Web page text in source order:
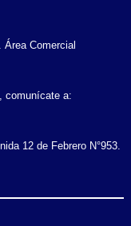
Área Comercial
comunícate a:
12 de Febrero N°953.